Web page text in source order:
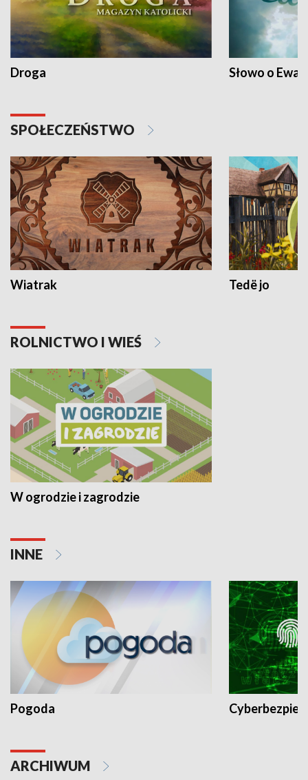
Droga Słowo o
SPOŁECZEŃSTWO
Wiatrak Tedë jo
ROLNICTWO I WIEŚ
W ogrodzie i zagrodzie
INNE
Pogoda
ARCHIWUM